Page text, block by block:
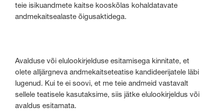
teie isikuandmete kaitse kooskõlas kohaldatavate
andmekaitsealaste õigusaktidega.
Avalduse või elulookirjelduse esitamisega kinnitate, et
olete alljärgneva andmekaitseteatise kandideerijatele läbi
lugenud. Kui te ei soovi, et me teie andmeid vastavalt
sellele teatisele kasutaksime, siis jätke elulookirjeldus või
avaldus esitamata.